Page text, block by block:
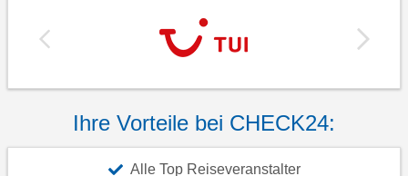
Ihre Vorteile bei CHECK24:
Alle Top Reiseveranstalter